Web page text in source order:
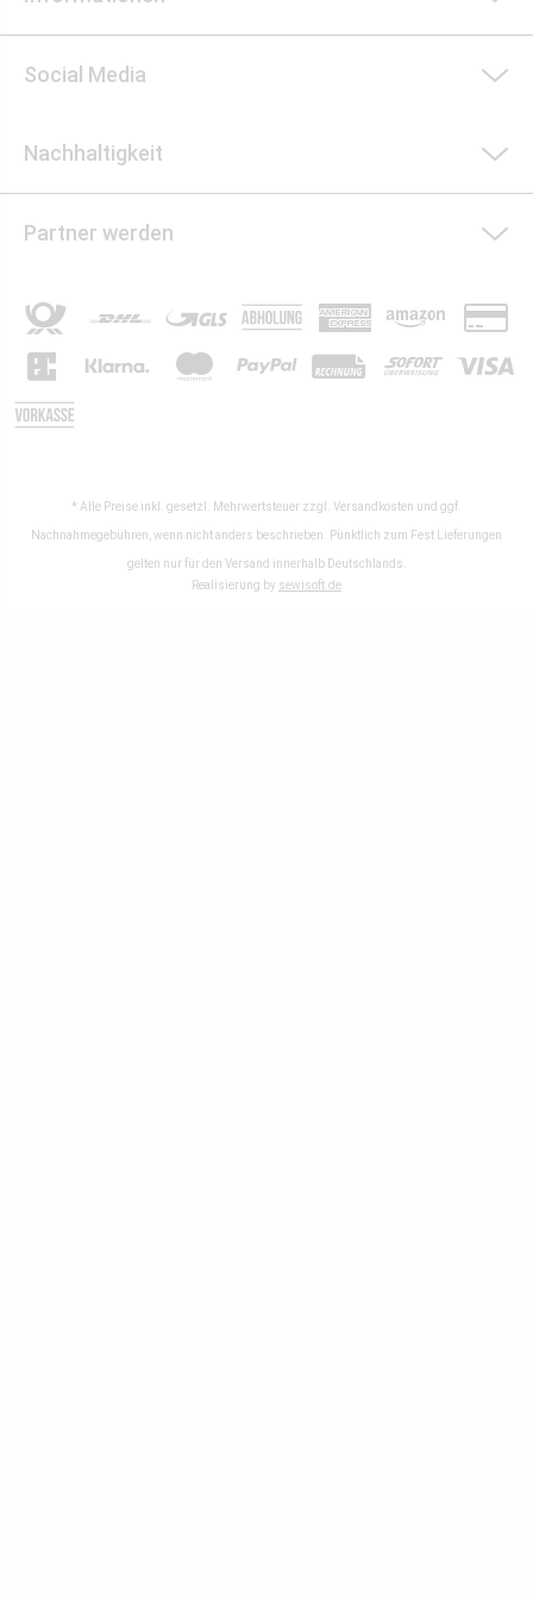
Social Media
Nachhaltigkeit
Partner werden
* Alle Preise inkl. gesetzl. Mehrwertsteuer zzgl. Versandkosten und ggf.
Nachnahmegebühren, wenn nicht anders beschrieben. Pünktlich zum Fest Lieferungen
gelten nur für den Versand innerhalb Deutschlands.
Realisierung by sewisoft.de